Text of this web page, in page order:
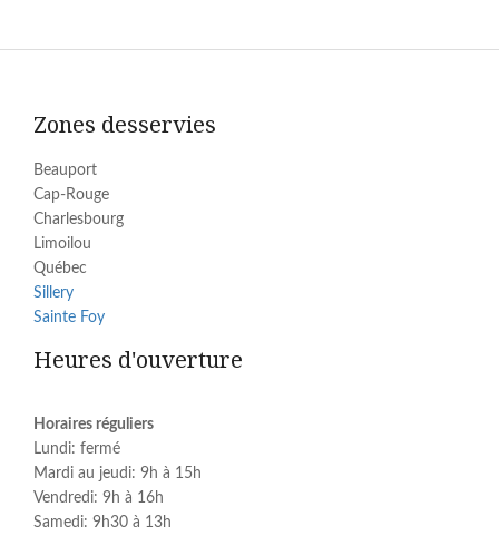
Zones desservies
Beauport
Cap-Rouge
Charlesbourg
Limoilou
Québec
Sillery
Sainte Foy
Heures d'ouverture
Horaires réguliers
Lundi: fermé
Mardi au jeudi: 9h à 15h
Vendredi: 9h à 16h
Samedi: 9h30 à 13h